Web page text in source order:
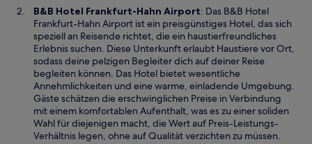
u
e
n
F
e
n
s
t
e
r
B&B Hotel Frankfurt-Hahn AirportW
i
r
d
i
n
e
i
n
e
m
: Das B&B Hotel
Frankfurt-Hahn Airport ist ein preisgünstiges Hotel, das sich
speziell an Reisende richtet, die ein haustierfreundliches
Erlebnis suchen. Diese Unterkunft erlaubt Haustiere vor Ort,
sodass deine pelzigen Begleiter dich auf deiner Reise
begleiten können. Das Hotel bietet wesentliche
Annehmlichkeiten und eine warme, einladende Umgebung.
Gäste schätzen die erschwinglichen Preise in Verbindung
mit einem komfortablen Aufenthalt, was es zu einer soliden
Wahl für diejenigen macht, die Wert auf Preis-Leistungs-
Verhältnis legen, ohne auf Qualität verzichten zu müssen.